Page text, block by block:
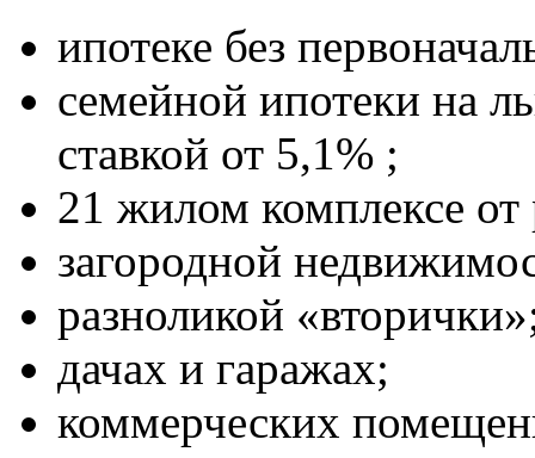
ипотеке без
семейной ипотеки на
ставкой от 5,1% ;
21 жилом комплексе
загородной
разноликой
дачах и гаражах;
коммерческих